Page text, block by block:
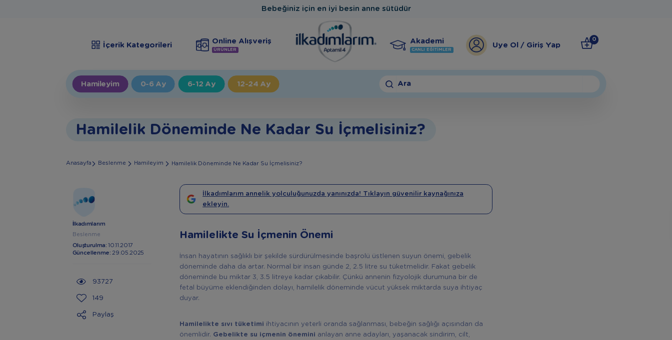
Bebeğiniz için en iyi besin anne sütüdür
İçerik Kategorileri
Online Alışveriş
ÜRÜNLER
Akademi
CANLI EĞITIMLER
Üye Ol / Giriş Yap
0
Hamileyim 0-6 Ay 6-12 Ay 12-24 Ay Ara
Hamilelik Döneminde Ne Kadar Su İçmelisiniz?
Anasayfa Beslenme Hamileyim Hamilelik Döneminde Ne Kadar Su İçmelisiniz?
İlkadımlarım
Beslenme
Oluşturulma:10.11.2017
Güncellenme: 29.05.2025
93727
149
Paylaş
İlkadımlarım annelik yolculuğunuzda yanınızda! Tıklayın güvenilir kaynağınıza
ekleyin.
Hamilelikte Su İçmenin Önemi
İnsan hayatının sağlıklı bir şekilde sürdürülmesinde başrolü üstlenen suyun önemi, gebelik
döneminde daha da artar. Normal bir insan günde 2, 2.5 litre su tüketmelidir. Fakat gebelik
döneminde bu miktar 3, 3.5 litreye kadar çıkabilir. Çünkü annenin fizyolojik durumuna bir de
fetal büyüme eklendiğinden dolayı, hamilelik döneminde vücut yüksek miktarda suya ihtiyaç
duyar.
Hamilelikte sıvı tüketimi ihtiyacının yeterli oranda sağlanması, bebeğin sağlığı açısından da
önemlidir. Gebelikte su içmenin önemini anlayan anne adayları, yaşanacak sindirim, cilt,